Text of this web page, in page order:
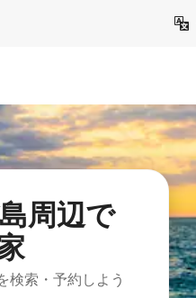
周辺で
検索・予約しよう